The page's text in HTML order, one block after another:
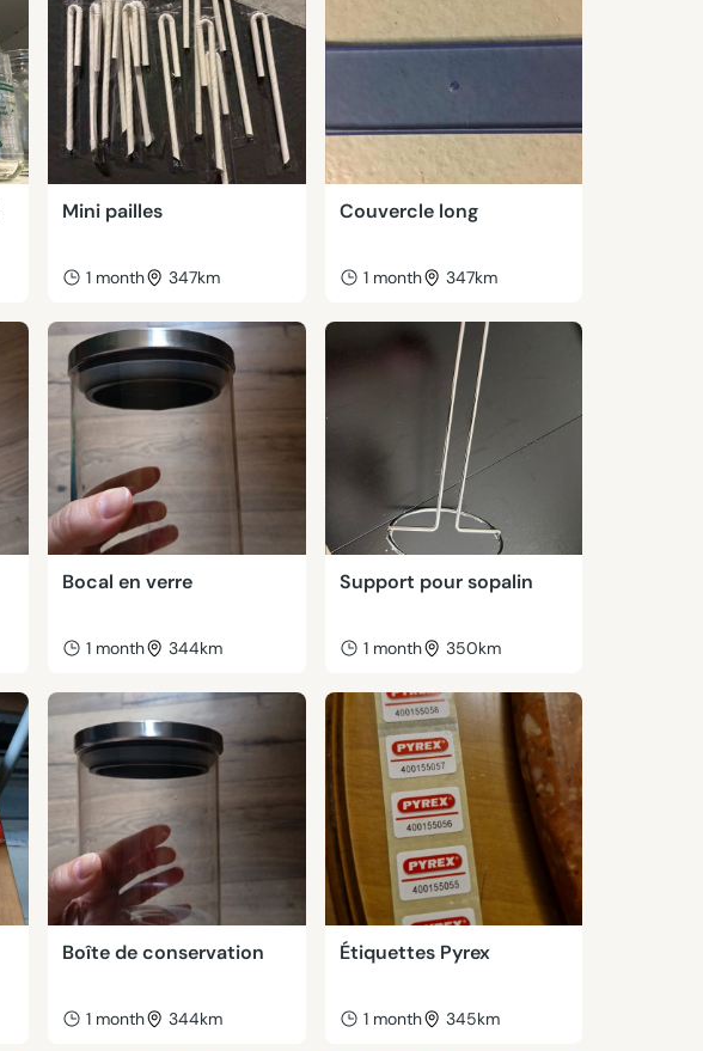
Mini pailles
1 month 347km
Couvercle long
1 month 347km
Bocal en verre
1 month 344km
Support pour sopalin
1 month 350km
Boîte de conservation
1 month 344km
Étiquettes Pyrex
1 month 345km